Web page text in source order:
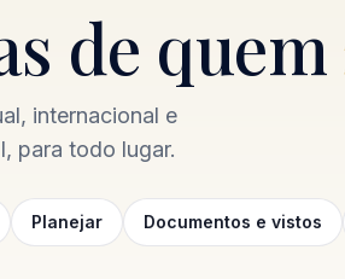
de quem
internacional e
para todo lugar.
Planejar Documentos e vistos